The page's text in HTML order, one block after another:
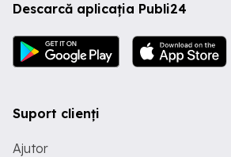
Descarcă aplicația Publi24
Suport clienți
Ajutor